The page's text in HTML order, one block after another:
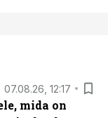
07.08.26, 12:17
mida on